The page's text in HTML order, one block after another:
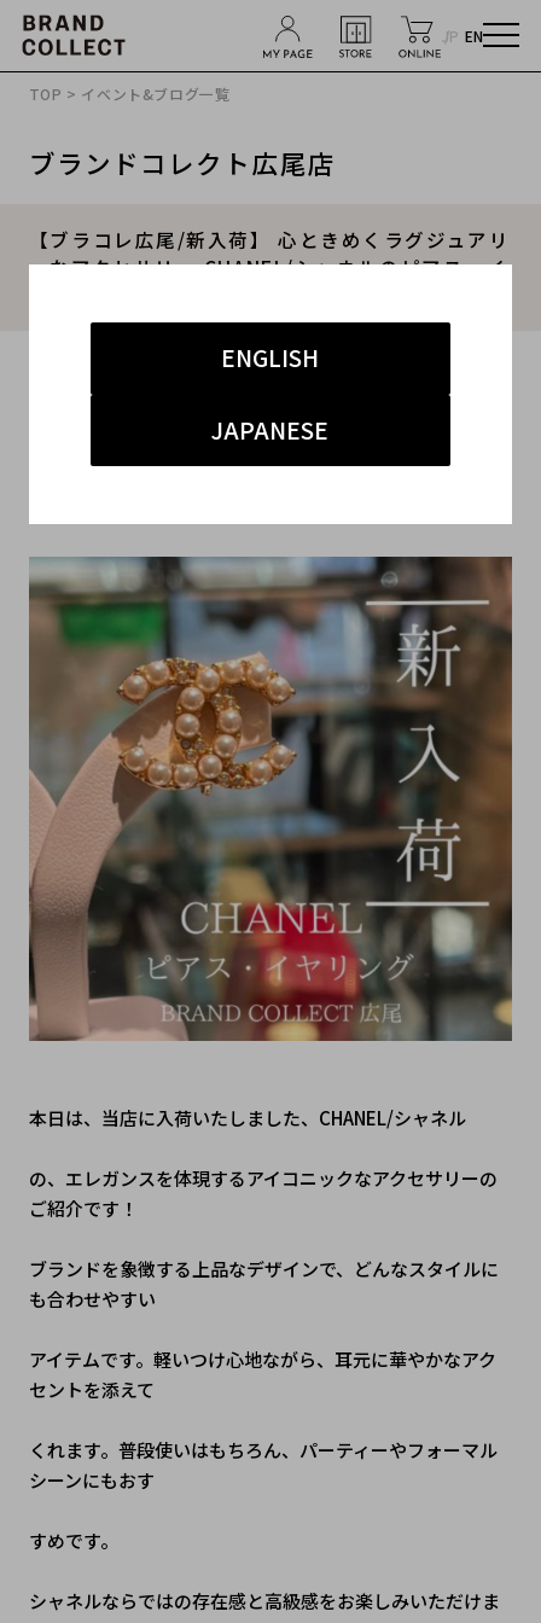
JP EN
ENGLISH
JAPANESE
TOP > イベント&ブログ一覧
ブランドコレクト広尾店
【ブラコレ広尾/新入荷】 心ときめくラグジュアリ
ーなアクセサリー CHANEL/シャネルのピアス・イ
#広尾 ハイブランド
本日は、当店に入荷いたしました、CHANEL/シャネル
の、エレガンスを体現するアイコニックなアクセサリーの
ご紹介です！
ブランドを象徴する上品なデザインで、どんなスタイルに
も合わせやすい
アイテムです。軽いつけ心地ながら、耳元に華やかなアク
セントを添えて
くれます。普段使いはもちろん、パーティーやフォーマル
シーンにもおす
すめです。
シャネルならではの存在感と高級感をお楽しみいただけま